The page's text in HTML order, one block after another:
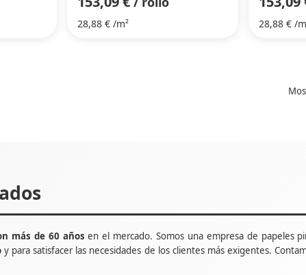
28,88 € /m² 28,88 € /
más de 60 años en el mercado. Somos una empresa de papeles
y para satisfacer las necesidades de los clientes más exigentes.